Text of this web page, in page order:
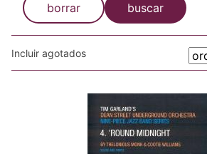
borrar buscar
Incluir agotados